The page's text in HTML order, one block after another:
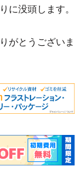
に没頭します。
がとうございま